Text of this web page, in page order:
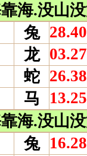
海.没山
兔 28.40
龙
蛇 26.38
马
海.没山
兔